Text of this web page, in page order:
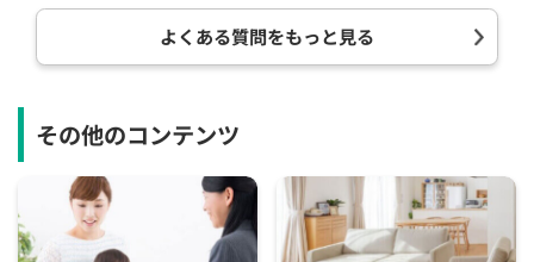
よくある質問をもっと見る
その他のコンテンツ